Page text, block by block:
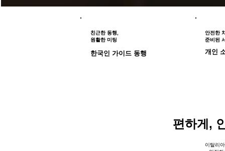
친근한 동행,
​원활한 미팅
한국인 가이드 동행 개인
안전한
준비된
편하게,
이탈리